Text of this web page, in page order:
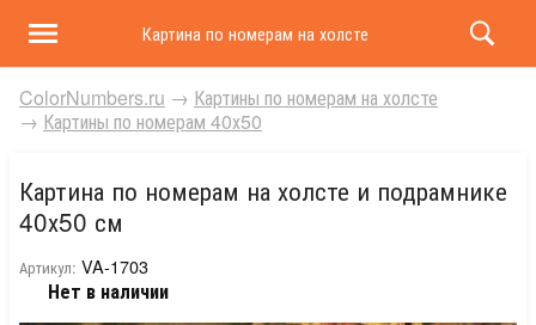
Картина по номерам на холсте и подрамнике 40х50
ColorNumbers.ru → Картины по номерам на холсте
→ Картины по номерам 40х50
Картина по номерам на холсте и подрамнике
40х50 см
Артикул: VA-1703
Нет в наличии